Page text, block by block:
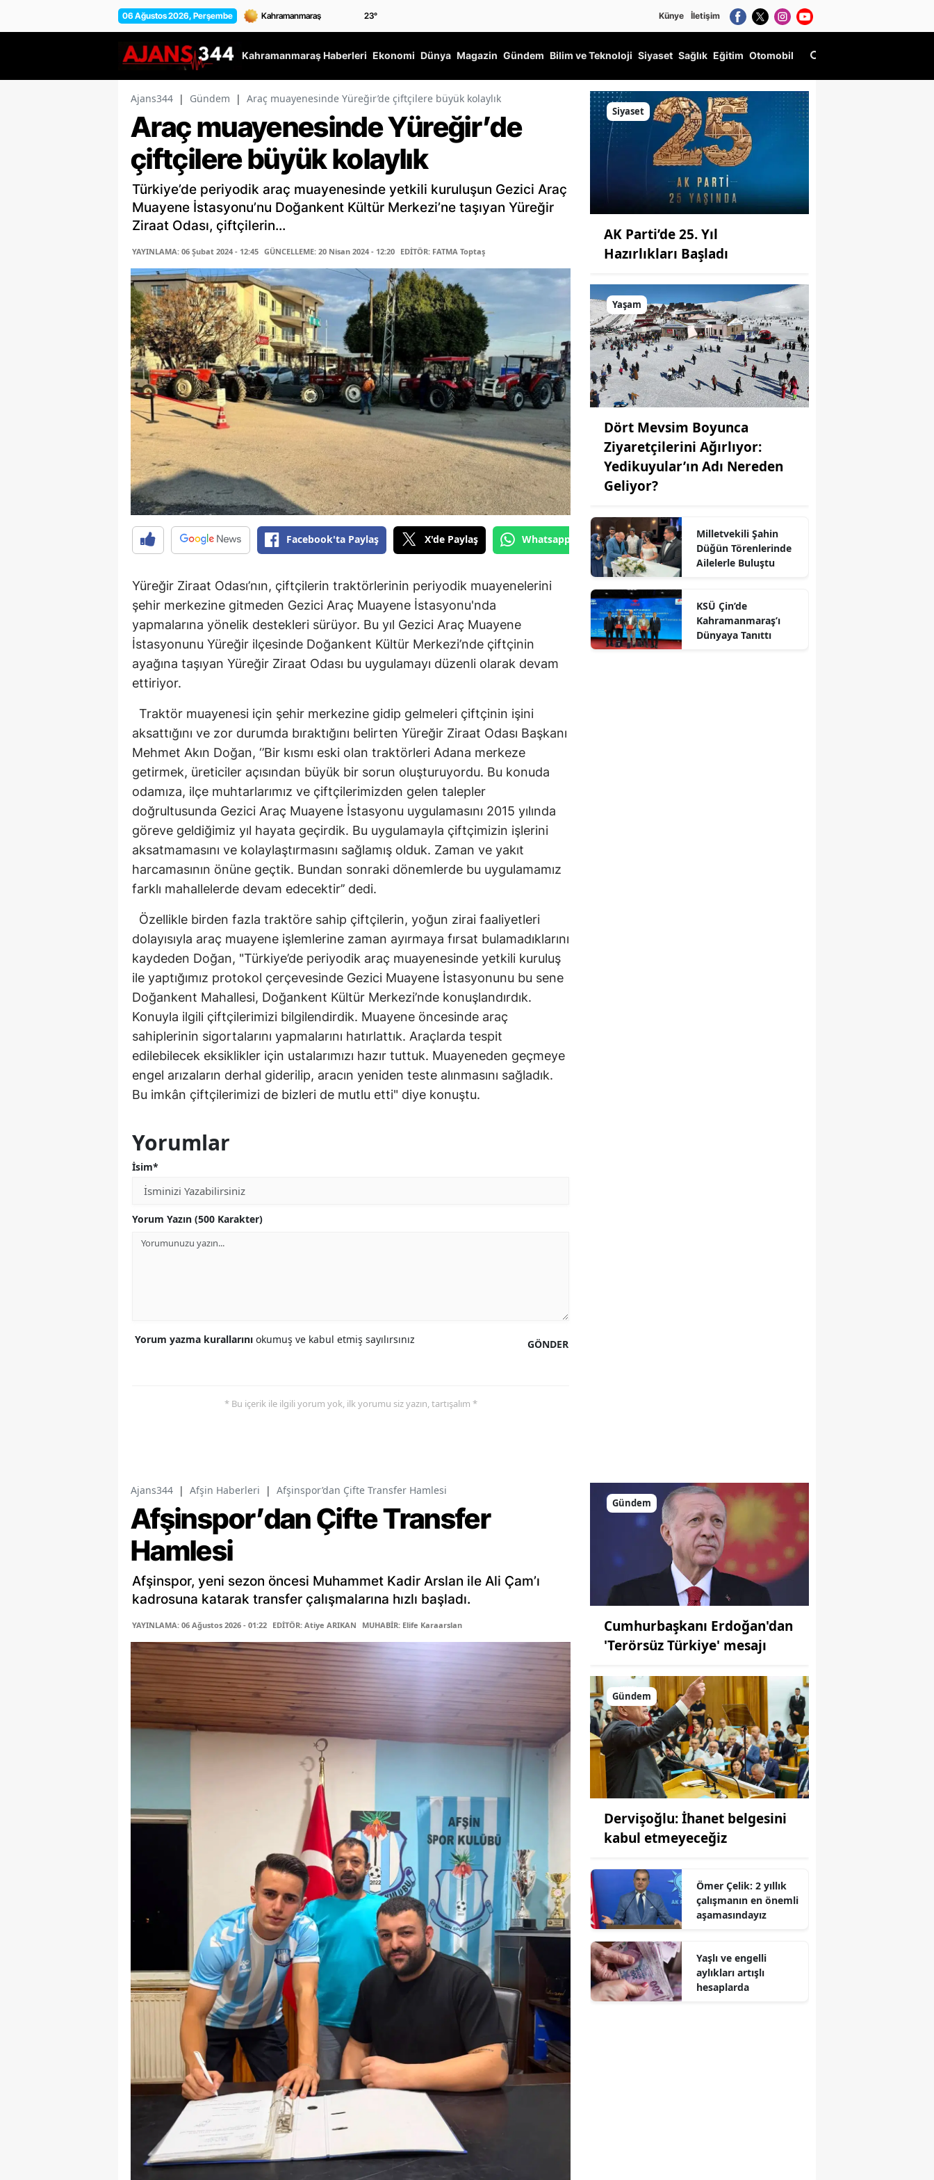
06 Ağustos 2026, Perşembe 23° Künye İletişim
Kahramanmaraş Haberleri Ekonomi Dünya Magazin Gündem Bilim ve Teknoloji Siyaset Sağlık Eğitim Otomobil
Ajans344 | Gündem | Araç muayenesinde Yüreğir’de çiftçilere büyük kolaylık
Araç muayenesinde Yüreğir’de
çiftçilere büyük kolaylık
Türkiye’de periyodik araç muayenesinde yetkili kuruluşun Gezici Araç
Muayene İstasyonu’nu Doğankent Kültür Merkezi’ne taşıyan Yüreğir
Ziraat Odası, çiftçilerin...
YAYINLAMA: 06 Şubat 2024 - 12:45 GÜNCELLEME: 20 Nisan 2024 - 12:20 EDİTÖR: FATMA Toptaş
Facebook'ta Paylaş X'de Paylaş Whatsapp'tan Gönder
Yüreğir Ziraat Odası’nın, çiftçilerin traktörlerinin periyodik muayenelerini
şehir merkezine gitmeden Gezici Araç Muayene İstasyonu'nda
yapmalarına yönelik destekleri sürüyor. Bu yıl Gezici Araç Muayene
İstasyonunu Yüreğir ilçesinde Doğankent Kültür Merkezi’nde çiftçinin
ayağına taşıyan Yüreğir Ziraat Odası bu uygulamayı düzenli olarak devam
ettiriyor.
Traktör muayenesi için şehir merkezine gidip gelmeleri çiftçinin işini
aksattığını ve zor durumda bıraktığını belirten Yüreğir Ziraat Odası Başkanı
Mehmet Akın Doğan, ‘’Bir kısmı eski olan traktörleri Adana merkeze
getirmek, üreticiler açısından büyük bir sorun oluşturuyordu. Bu konuda
odamıza, ilçe muhtarlarımız ve çiftçilerimizden gelen talepler
doğrultusunda Gezici Araç Muayene İstasyonu uygulamasını 2015 yılında
göreve geldiğimiz yıl hayata geçirdik. Bu uygulamayla çiftçimizin işlerini
aksatmamasını ve kolaylaştırmasını sağlamış olduk. Zaman ve yakıt
harcamasının önüne geçtik. Bundan sonraki dönemlerde bu uygulamamız
farklı mahallelerde devam edecektir’’ dedi.
Özellikle birden fazla traktöre sahip çiftçilerin, yoğun zirai faaliyetleri
dolayısıyla araç muayene işlemlerine zaman ayırmaya fırsat bulamadıklarını
kaydeden Doğan, "Türkiye’de periyodik araç muayenesinde yetkili kuruluş
ile yaptığımız protokol çerçevesinde Gezici Muayene İstasyonunu bu sene
Doğankent Mahallesi, Doğankent Kültür Merkezi’nde konuşlandırdık.
Konuyla ilgili çiftçilerimizi bilgilendirdik. Muayene öncesinde araç
sahiplerinin sigortalarını yapmalarını hatırlattık. Araçlarda tespit
edilebilecek eksiklikler için ustalarımızı hazır tuttuk. Muayeneden geçmeye
engel arızaların derhal giderilip, aracın yeniden teste alınmasını sağladık.
Bu imkân çiftçilerimizi de bizleri de mutlu etti" diye konuştu.
Yorumlar
İsim*
Yorum Yazın (500 Karakter)
GÖNDER
Yorum yazma kurallarını okumuş ve kabul etmiş sayılırsınız
* Bu içerik ile ilgili yorum yok, ilk yorumu siz yazın, tartışalım *
Siyaset
AK Parti’de 25. Yıl
Hazırlıkları Başladı
Yaşam
Dört Mevsim Boyunca
Ziyaretçilerini Ağırlıyor:
Yedikuyular’ın Adı Nereden
Geliyor?
Milletvekili Şahin
Düğün Törenlerinde
Ailelerle Buluştu
KSÜ Çin’de
Kahramanmaraş’ı
Dünyaya Tanıttı
Ajans344 | Afşin Haberleri | Afşinspor’dan Çifte Transfer Hamlesi
Afşinspor’dan Çifte Transfer
Hamlesi
Afşinspor, yeni sezon öncesi Muhammet Kadir Arslan ile Ali Çam’ı
kadrosuna katarak transfer çalışmalarına hızlı başladı.
YAYINLAMA: 06 Ağustos 2026 - 01:22 EDİTÖR: Atiye ARIKAN MUHABİR: Elife Karaarslan
Gündem
Cumhurbaşkanı Erdoğan'dan
'Terörsüz Türkiye' mesajı
Gündem
Dervişoğlu: İhanet belgesini
kabul etmeyeceğiz
Ömer Çelik: 2 yıllık
çalışmanın en önemli
aşamasındayız
Yaşlı ve engelli
aylıkları artışlı
hesaplarda